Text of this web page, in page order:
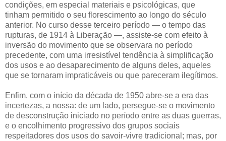
condições, em especial materiais e psicológicas, que
tinham permitido o seu florescimento ao longo do século
anterior. No curso desse terceiro período — o tempo das
rupturas, de 1914 à Liberação —, assiste-se com efeito à
inversão do movimento que se observara no período
precedente, com uma irresistível tendência à simplificação
dos usos e ao desaparecimento de alguns deles, aqueles
que se tornaram impraticáveis ou que pareceram ilegítimos.
Enfim, com o início da década de 1950 abre-se a era das
incertezas, a nossa: de um lado, persegue-se o movimento
de desconstrução iniciado no período entre as duas guerras,
e o encolhimento progressivo dos grupos sociais
respeitadores dos usos do savoir-vivre tradicional; mas, por